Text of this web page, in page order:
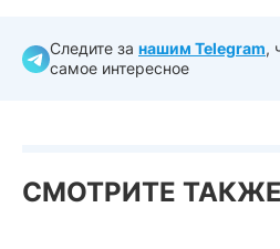
Следите за нашим Telegram,
самое интересное
СМОТРИТЕ ТАКЖЕ